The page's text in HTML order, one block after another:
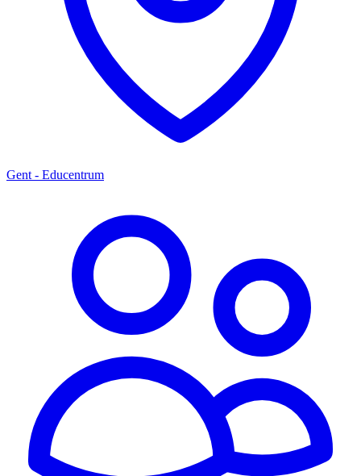
Gent - Educentrum